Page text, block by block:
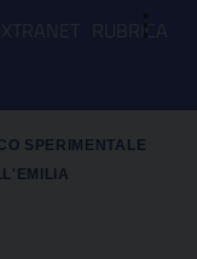
⋮
RUBRICA
SPERIMENTALE